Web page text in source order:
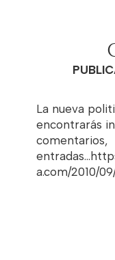
La nueva
encontrarás
comentarios,
a.com/2010/